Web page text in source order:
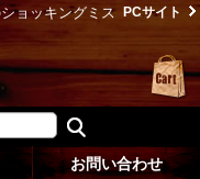
ョッキングミス
PCサイト
お問い合わせ